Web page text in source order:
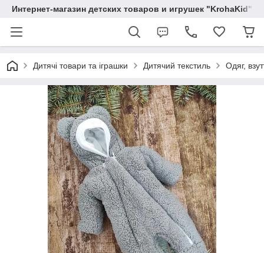
Интернет-магазин детских товаров и игрушек "KrohaKid"
Дитячі товари та іграшки Дитячий текстиль Одяг,